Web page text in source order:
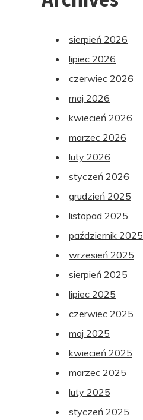
sierpień 2026
lipiec 2026
czerwiec 2026
maj 2026
kwiecień 2026
marzec 2026
luty 2026
styczeń 2026
grudzień 2025
listopad 2025
październik 2025
wrzesień 2025
sierpień 2025
lipiec 2025
czerwiec 2025
maj 2025
kwiecień 2025
marzec 2025
luty 2025
styczeń 2025